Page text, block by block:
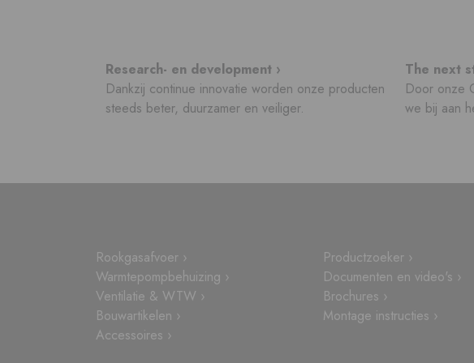
Research- en development ›
Dankzij continue innovatie worden onze producten
steeds beter, duurzamer en veiliger.
The next
Door onze
we bij aan
Rookgasafvoer ›
Warmtepompbehuizing ›
Ventilatie & WTW ›
Bouwartikelen ›
Accessoires ›
Productzoeker ›
Documenten en video's ›
Brochures ›
Montage instructies ›